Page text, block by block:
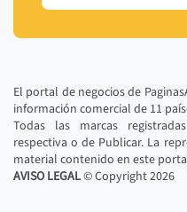
El portal de negocios de
información comercial de 11
Todas las marcas
respectiva o de Publicar. La
material contenido en este
AVISO LEGAL© Copyright2026